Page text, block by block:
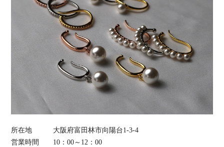
所在地
大阪府富田林市向陽台1-3-4
営業時間
10：00～12：00